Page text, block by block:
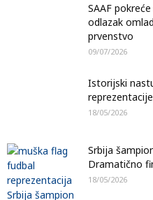
SAAF
odlazak
prvenstvo
09/07/2026
Istorijski
18/05/2026
Srbija
Dramatično
18/05/2026